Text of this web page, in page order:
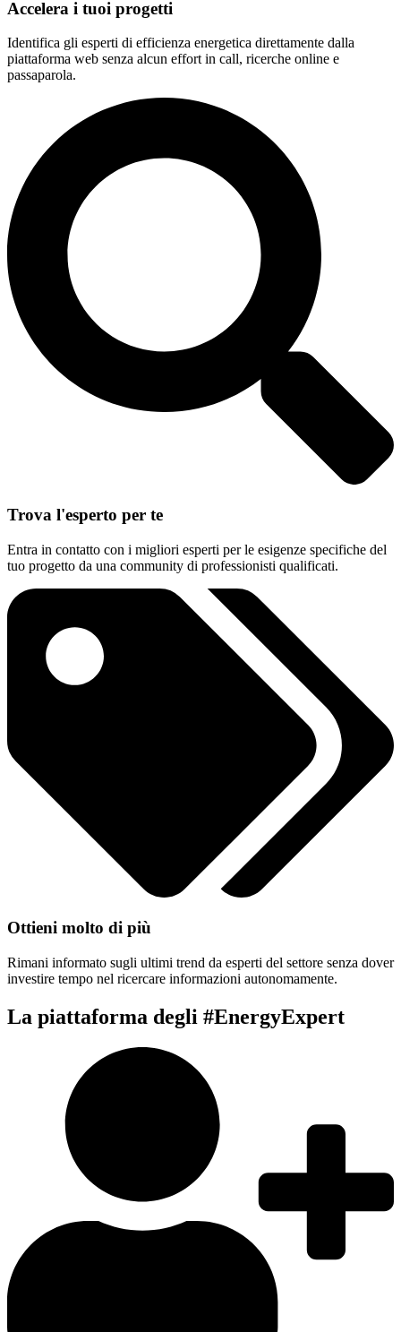
Accelera i tuoi progetti
Identifica gli esperti di efficienza energetica direttamente dalla
piattaforma web senza alcun effort in call, ricerche online e
passaparola.
Trova l'esperto per te
Entra in contatto con i migliori esperti per le esigenze specifiche del
tuo progetto da una community di professionisti qualificati.
Ottieni molto di più
Rimani informato sugli ultimi trend da esperti del settore senza dover
investire tempo nel ricercare informazioni autonomamente.
La piattaforma degli #EnergyExpert